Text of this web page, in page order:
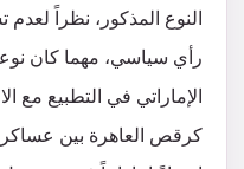
النوع المذكور، نظراً
رأي سياسي، مهما كان
الإماراتي في التطبيع مع
كرقص العاهرة بين